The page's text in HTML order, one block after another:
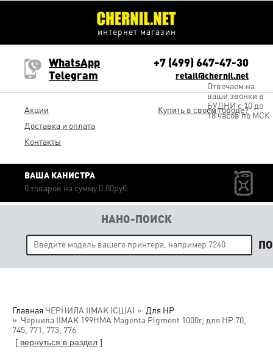
интернет магазин
Акции
Доставка и оплата
Контакты
WhatsApp
Telegram
retail@chernil.net
+7 (499) 647-47-30
Отвечаем на
ваши звонки в
БУДНИ с 10 до
18 часов по МСК
Купить в своем городе?
ВАША КАНИСТРА
0 товаров на сумму 0.00руб.
НАНО-ПОИСК
Главная ЧЕРНИЛА IIMAK (США)
Для HP
Чернила IIMAK 199HMA Magenta Pigment 1000г, для HP 70,
745, 771, 773, 776
[ вернуться в раздел ]